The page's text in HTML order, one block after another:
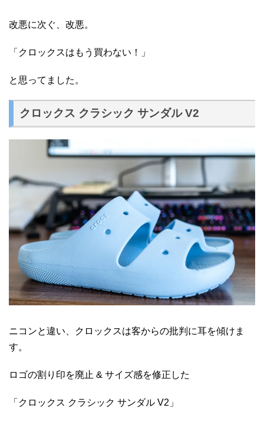
改悪に次ぐ、改悪。
「クロックスはもう買わない！」
と思ってました。
クロックス クラシック サンダル V2
ニコンと違い、クロックスは客からの批判に耳を傾けま
す。
ロゴの割り印を廃止 & サイズ感を修正した
「クロックス クラシック サンダル V2」